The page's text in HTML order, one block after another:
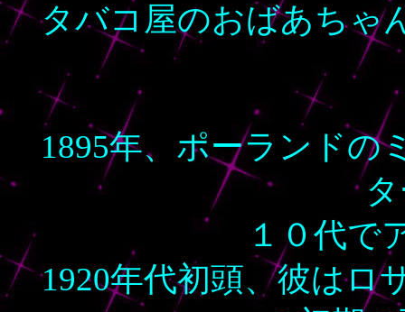
タバコ屋のおばあちゃ
1895年、ポーランドの
１０代で
1920年代初頭、彼はロ